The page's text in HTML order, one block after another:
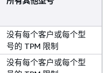
没有每个客户或每个型
号的 TPM 限制
没有每个客户或每个型